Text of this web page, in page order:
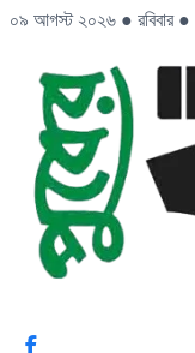
০৯ আগস্ট ২০২৬ ● রবিবার ●